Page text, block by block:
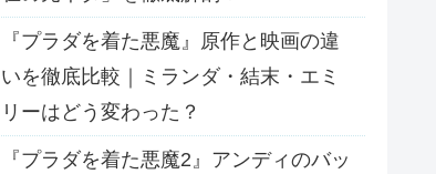
『プラダを着た悪魔』原作と映画の違
いを徹底比較｜ミランダ・結末・エミ
リーはどう変わった？
『プラダを着た悪魔2』アンディのバッ